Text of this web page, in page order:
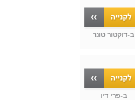
ב-דוקטור טונר
ב-פרי דיו